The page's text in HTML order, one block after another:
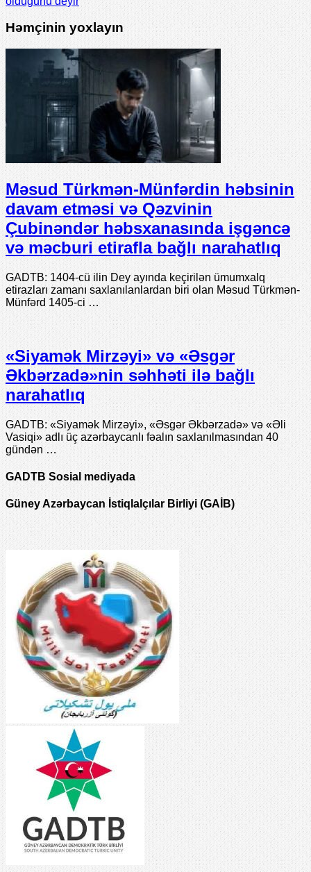
Həmçinin yoxlayın
Məsud Türkmən-Münfərdin həbsinin
davam etməsi və Qəzvinin
Çubinəndər həbsxanasında işgəncə
və məcburi etirafla bağlı narahatlıq
GADTB: 1404-cü ilin Dey ayında keçirilən ümumxalq
etirazları zamanı saxlanılanlardan biri olan Məsud Türkmən-
Münfərd 1405-ci …
«Siyamək Mirzəyi» və «Əsgər
Əkbərzadə»nin səhhəti ilə bağlı
narahatlıq
GADTB: «Siyamək Mirzəyi», «Əsgər Əkbərzadə» və «Əli
Vasiqi» adlı üç azərbaycanlı fəalın saxlanılmasından 40
gündən …
GADTB Sosial mediyada
Güney Azərbaycan İstiqlalçılar Birliyi (GAİB)